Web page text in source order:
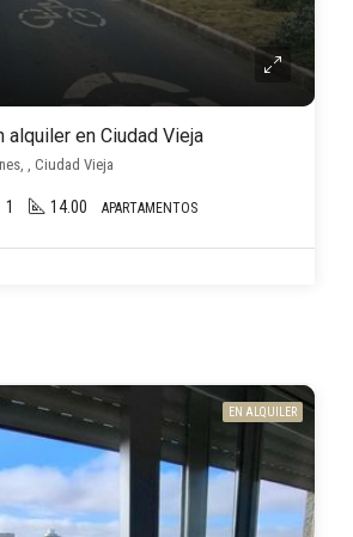
alquiler en Ciudad Vieja
, Ciudad Vieja
1 14.00 APARTAMENTOS
EN ALQUILER